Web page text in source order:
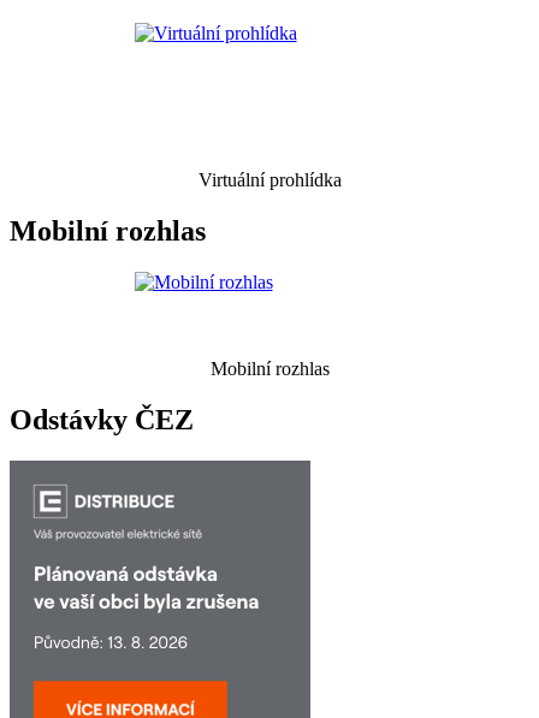
Virtuální prohlídka
Mobilní rozhlas
Mobilní rozhlas
Odstávky ČEZ